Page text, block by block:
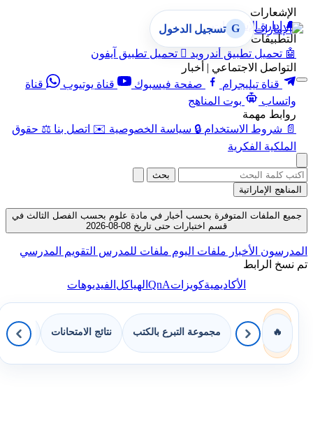
الإشعارات
🔔 إدارة الإشعارات
التطبيقات
🤖 تحميل تطبيق أندرويد  تحميل تطبيق آيفون
التواصل الاجتماعي | أخبار
قناة تيليجرام
صفحة فيسبوك قناة يوتيوب
قناة
واتساب
بوت المناهج
روابط مهمة
📄 شروط الاستخدام 🔒 سياسة الخصوصية ✉️ اتصل بنا ⚖️ حقوق
الملكية الفكرية
G تسجيل الدخول
بحث
المناهج الإماراتية
جميع الملفات المتوفرة بحسب أخبار في مادة علوم بحسب الفصل الثالث في
قسم اختبارات حتى تاريخ 08-08-2026
المدرسون الأخبار ملفات اليوم ملفات للمدرس التقويم المدرسي
تم نسخ الرابط
الأكاديميةكويزاتQnAالهياكلالفيديوهات
🔥 مجموعة التبرع بالكتب نتائج الامتحانات